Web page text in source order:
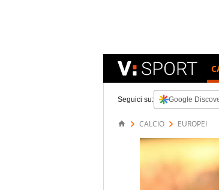
Seguici su: Google
CALCIO EUROPEI